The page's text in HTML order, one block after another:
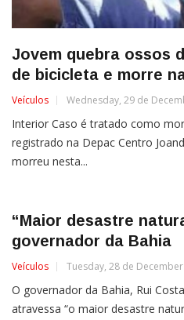
Jovem quebra ossos
de bicicleta e morre
Veículos Wednesday, 29 de
Interior Caso é tratado como
registrado na Depac Centro
morreu nesta...
“Maior desastre
governador da Bahia
Veículos Tuesday, 28 de
O governador da Bahia, Rui
atravessa “o maior desastre